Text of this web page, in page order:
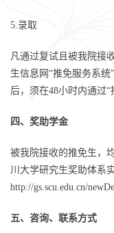
5.录取
凡通过复试且被我院接
生信息网“推免服务系统
后，须在48小时内通过“
四、奖助学金
被我院接收的推免生，
川大学研究生奖助体系
http://gs.scu.edu.cn/
五、咨询、联系方式